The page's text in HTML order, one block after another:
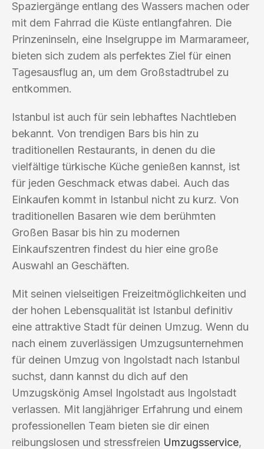
Spaziergänge entlang des Wassers machen oder
mit dem Fahrrad die Küste entlangfahren. Die
Prinzeninseln, eine Inselgruppe im Marmarameer,
bieten sich zudem als perfektes Ziel für einen
Tagesausflug an, um dem Großstadtrubel zu
entkommen.
Istanbul ist auch für sein lebhaftes Nachtleben
bekannt. Von trendigen Bars bis hin zu
traditionellen Restaurants, in denen du die
vielfältige türkische Küche genießen kannst, ist
für jeden Geschmack etwas dabei. Auch das
Einkaufen kommt in Istanbul nicht zu kurz. Von
traditionellen Basaren wie dem berühmten
Großen Basar bis hin zu modernen
Einkaufszentren findest du hier eine große
Auswahl an Geschäften.
Mit seinen vielseitigen Freizeitmöglichkeiten und
der hohen Lebensqualität ist Istanbul definitiv
eine attraktive Stadt für deinen Umzug. Wenn du
nach einem zuverlässigen Umzugsunternehmen
für deinen Umzug von Ingolstadt nach Istanbul
suchst, dann kannst du dich auf den
Umzugskönig Amsel Ingolstadt aus Ingolstadt
verlassen. Mit langjähriger Erfahrung und einem
professionellen Team bieten sie dir einen
reibungslosen und stressfreien Umzugsservice,